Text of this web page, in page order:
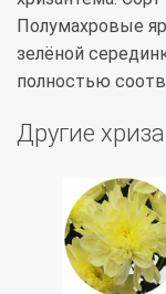
Полумахровые
зелёной
полностью
Другие